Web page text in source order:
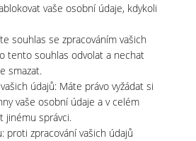
vaše osobní údaje, kdykoli
souhlas se zpracováním vašich
tento souhlas odvolat a nechat
smazat.
údajů: Máte právo vyžádat si
vaše osobní údaje a v celém
jinému správci.
proti zpracování vašich údajů